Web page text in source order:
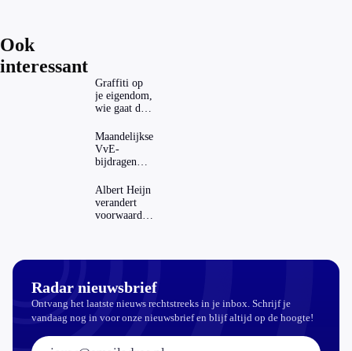
Ook
interessant
Graffiti op
je eigendom,
wie gaat dat
Maandelijkse
VvE-
bijdragen
dat invloed
op je
hypotheek?
Albert Heijn
verandert
voorwaarden
Radar nieuwsbrief
Ontvang het laatste nieuws rechtstreeks in je inbox. Schrijf je
vandaag nog in voor onze nieuwsbrief en blijf altijd op de hoogte!
E-mailadres: